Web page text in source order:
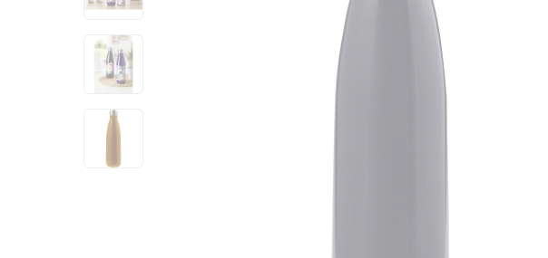
View larger image
View larger image